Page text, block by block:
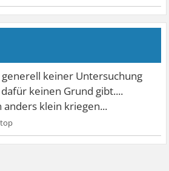
keiner Untersuchung
keinen Grund gibt....
anders klein kriegen...